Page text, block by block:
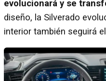
evolucionará y se
diseño, la Silverado
interior también seguirá